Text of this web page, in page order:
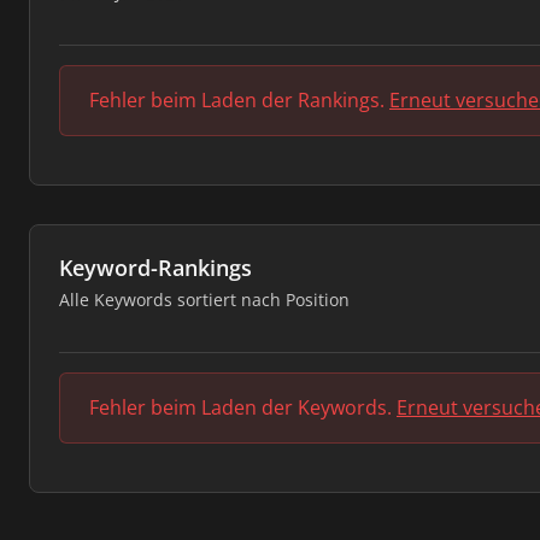
Fehler beim Laden der Rankings. Erneut
Keyword-Rankings
Alle Keywords sortiert nach Position
Fehler beim Laden der Keywords. Erneut